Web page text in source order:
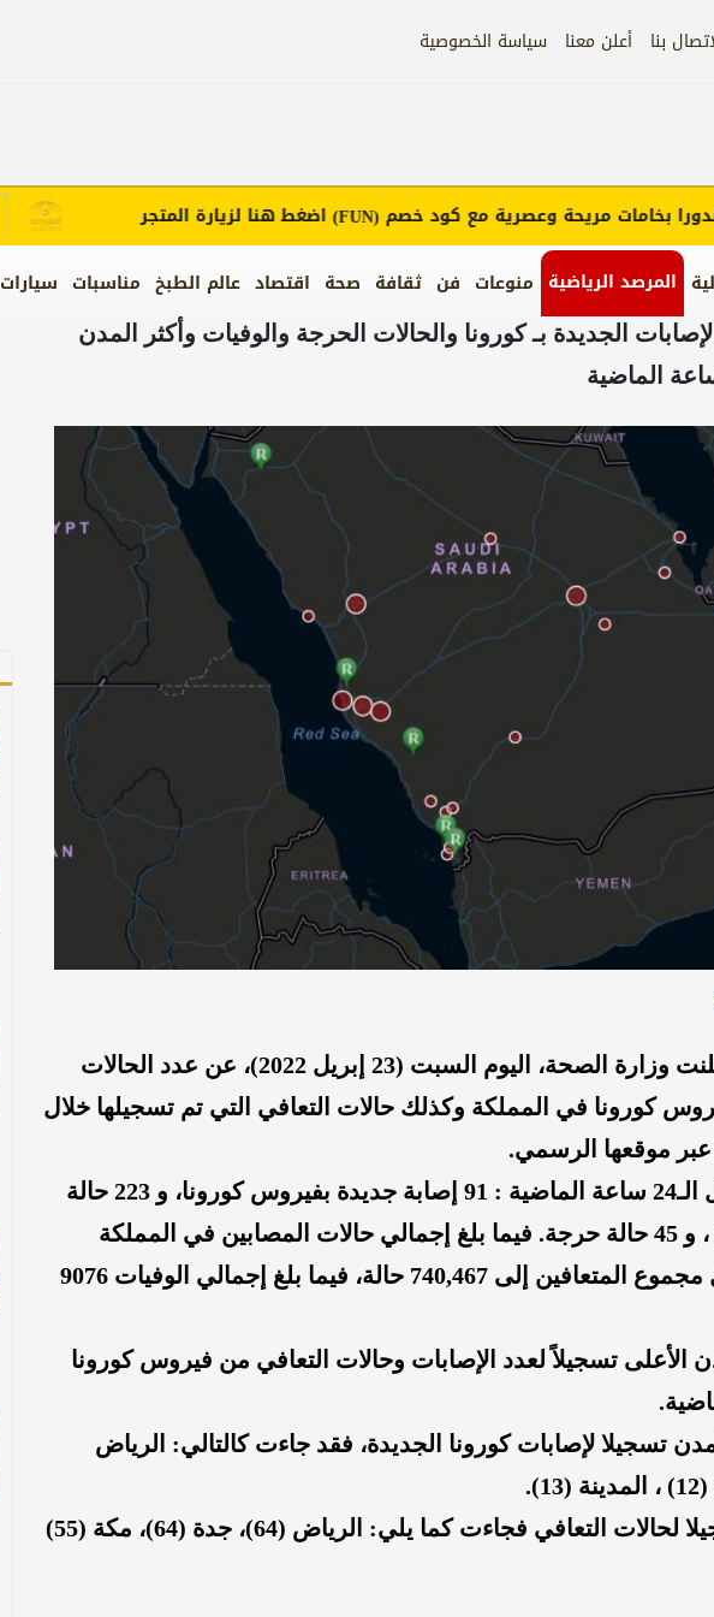
بنا أعلن معنا سياسة الخصوصية
المرصد الرياضية منوعات فن ثقافة صحة اقتصاد عالم الطبخ مناسبات سيارات
بخامات مريحة وعصرية مع كود خصم(FUN)اضغط هنا لزيارة المتجر
الجديدة بـ كورونا والحالات الحرجة والوفيات وأكثر المدن
صحيفة المرصد : أعلنت وزارة الصحة، اليوم السبت (23 إبريل 2022)، عن عدد الحالات
كورونا في المملكة وكذلك حالات التعافي التي تم تسجيلها خلال
وسجلت الصحة خلال الـ24 ساعة الماضية : 91 إصابة جديدة بفيروس كورونا، و 223 حالة
تعافي و 1 حالة وفاة ، و 45 حالة حرجة. فيما بلغ إجمالي حالات المصابين في المملكة
753,332 الآن، ووصل مجموع المتعافين إلى 740,467 حالة، فيما بلغ إجمالي الوفيات 9076
تسجيلاً لعدد الإصابات وحالات التعافي من فيروس كورونا
تسجيلا لإصابات كورونا الجديدة، فقد جاءت كالتالي: الرياض
(
12) ، المدينة (13
).
لحالات التعافي فجاءت كما يلي: الرياض (64)، جدة (64)، مكة (55
)